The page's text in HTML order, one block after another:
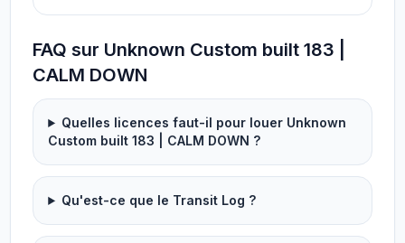
FAQ sur Unknown Custom built 183 |
CALM DOWN
Quelles licences faut-il pour louer Unknown
Custom built 183 | CALM DOWN ?
Qu'est-ce que le Transit Log ?